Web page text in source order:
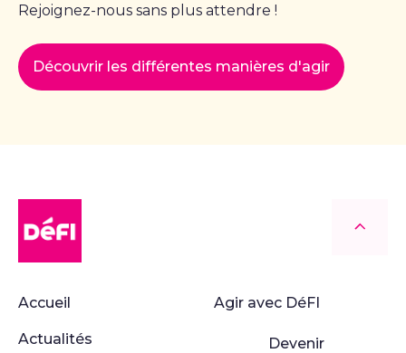
Rejoignez-nous sans plus attendre !
Découvrir les différentes manières d'agir
Accueil
Actualités
Agir avec DéFI
Devenir